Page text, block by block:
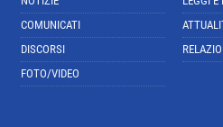
COMUNICATI
DISCORSI
FOTO/VIDEO